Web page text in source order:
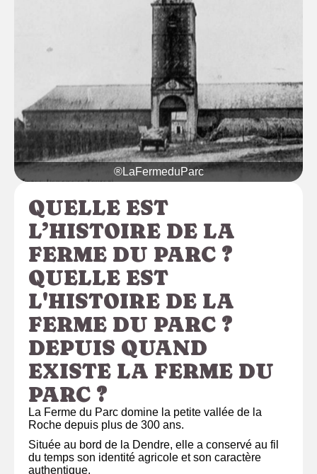
®LaFermeduParc
QUELLE EST
L’HISTOIRE DE LA
FERME DU PARC ?
QUELLE EST
L'HISTOIRE DE LA
FERME DU PARC ?
DEPUIS QUAND
EXISTE LA FERME DU
PARC ?
La Ferme du Parc domine la petite vallée de la
Roche depuis plus de 300 ans.
Située au bord de la Dendre, elle a conservé au fil
du temps son identité agricole et son caractère
authentique.